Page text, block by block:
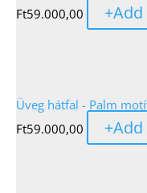
Ft59.000,00 +Add
Üveg hátfal - Palm
Ft59.000,00 +Add